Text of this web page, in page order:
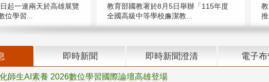
起一連兩天於高雄展覽
位學習...
教育部國教署於8月5日舉辦「115年度
全國高級中等學校廉潔教...
即時新聞 即時新聞澄清 電子
師生AI素養 2026數位學習國際論壇高雄登場